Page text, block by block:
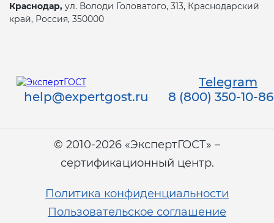
Краснодар, ул. Володи Головатого, 313, Краснодарский
край, Россия, 350000
Telegram
help@expertgost.ru
8 (800) 350-10-86
© 2010-2026 «ЭкспертГОСТ» –
сертификационный центр.
Политика конфиденциальности
Пользовательское соглашение